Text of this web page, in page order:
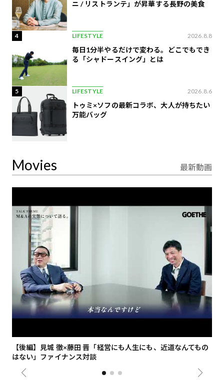
ニ / リストランテ」が昇華する長野の美食
4 LIFESTYLE 2026.8.8
毎日1分半やるだけで変わる。どこでもでき
る「シャドースイング」とは
5 LIFESTYLE 2026.8.6
トゥミ×ソフの最新コラボ、大人が持ちたい
万能バッグ
Movies 最新動画
【後編】見城 徹×藤田 晋「経営にも人生にも、近道なんてもの
はない」ファイナンス対談